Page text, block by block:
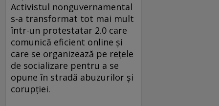
Activistul nonguvernamental
s-a transformat tot mai mult
într-un protestatar 2.0 care
comunică eficient online şi
care se organizează pe reţele
de socializare pentru a se
opune în stradă abuzurilor şi
corupţiei.